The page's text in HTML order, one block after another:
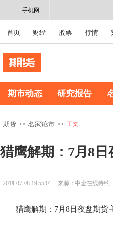
手机网
首页 财经 股票 行情
期市动态 研究报告
期货 >> 名家论市 >> 正文
猎鹰解期：7月8
2019-07-08 19:55:01 来源：中金在线特约
猎鹰解期：7月8日夜盘期货